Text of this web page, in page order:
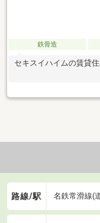
鉄骨造
セキスイハイムの賃貸住
路線/駅 名鉄常滑線(